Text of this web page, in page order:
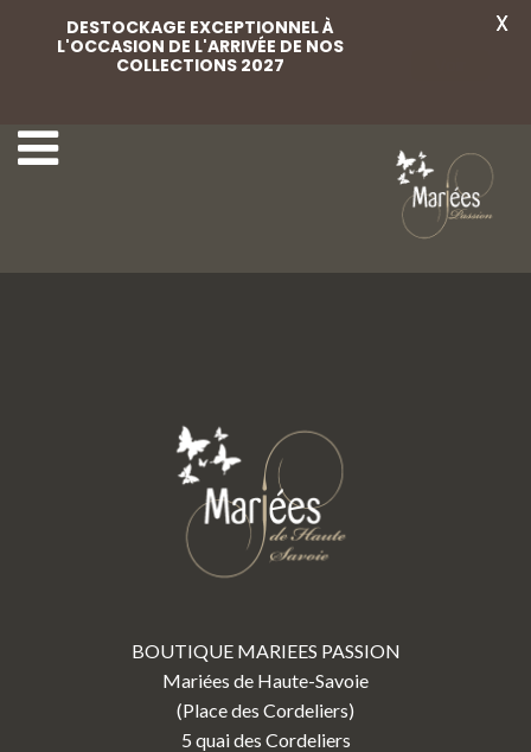
BOUTIQUE MARIEES PASSION
Mariées de Haute-Savoie
(Place des Cordeliers)
5 quai des Cordeliers
DESTOCKAGE EXCEPTIONNEL À
L'OCCASION DE L'ARRIVÉE DE NOS
COLLECTIONS 2027
X